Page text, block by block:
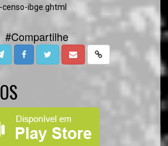
ibge.ghtml
#Compartilhe